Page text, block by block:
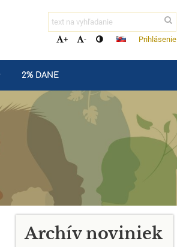
+ - Prihlásenie
2% DANE
Archív noviniek